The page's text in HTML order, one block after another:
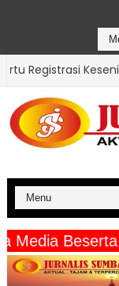
Raih Juara III